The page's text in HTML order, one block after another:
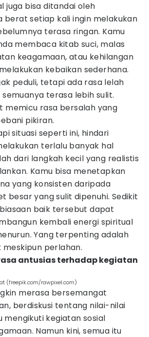
juga bisa ditandai oleh
berat setiap kali ingin melakukan
terasa ringan. Kamu
membaca kitab suci, malas
keagamaan, atau kehilangan
kebaikan sederhana.
peduli, tetapi ada rasa lelah
terasa lebih sulit.
memicu rasa bersalah yang
pikiran.
situasi seperti ini, hindari
terlalu banyak hal
dari langkah kecil yang realistis
Kamu bisa menetapkan
yang konsisten daripada
besar yang sulit dipenuhi. Sedikit
baik tersebut dapat
kembali energi spiritual
Yang terpenting adalah
perlahan.
antusias terhadap kegiatan
(freepik.com/rawpixel.com)
merasa bersemangat
berdiskusi tentang nilai-nilai
mengikuti kegiatan sosial
Namun kini, semua itu